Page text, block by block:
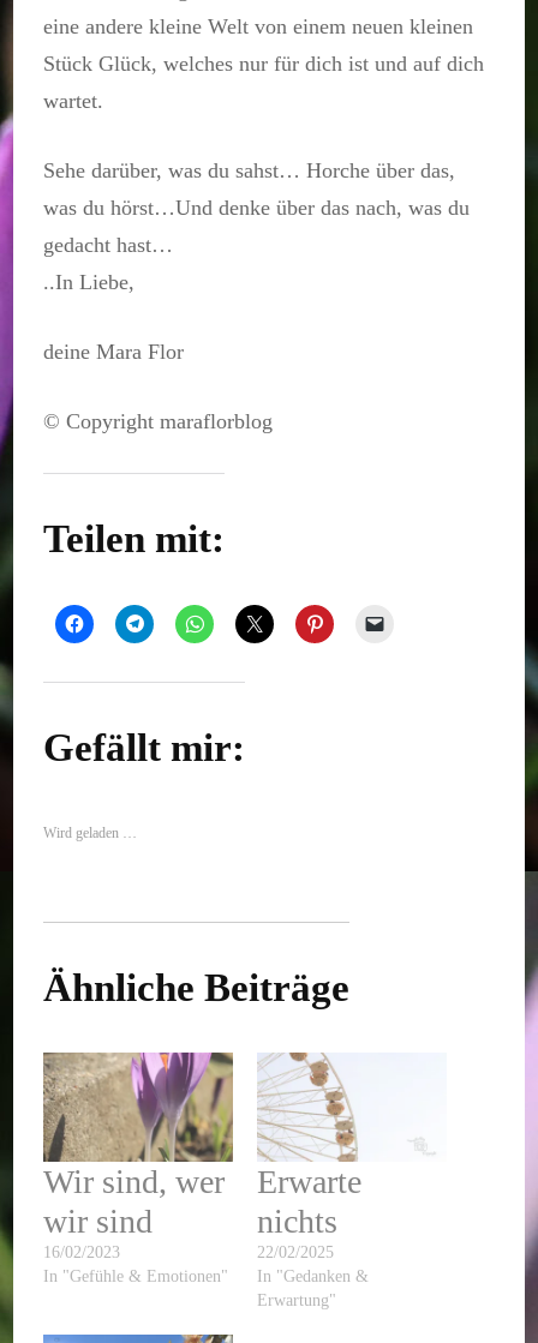
eine andere kleine Welt von einem neuen kleinen
Stück Glück, welches nur für dich ist und auf dich
wartet.
Sehe darüber, was du sahst… Horche über das,
was du hörst…Und denke über das nach, was du
gedacht hast…
..In Liebe,
deine Mara Flor
© Copyright maraflorblog
Teilen mit:
Gefällt mir:
Wird geladen …
Ähnliche Beiträge
Wir sind, wer
wir sind
16/02/2023
In "Gefühle & Emotionen"
Erwarte
nichts
22/02/2025
In "Gedanken &
Erwartung"